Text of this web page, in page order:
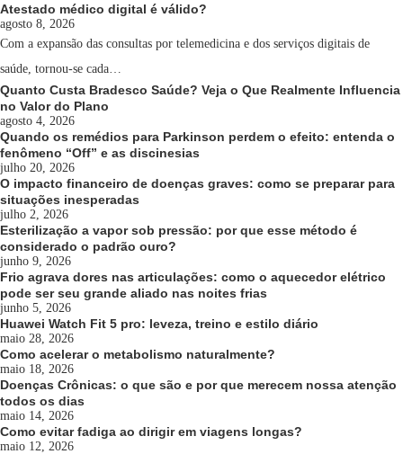
Atestado médico digital é válido?
agosto 8, 2026
Com a expansão das consultas por telemedicina e dos serviços digitais de
saúde, tornou-se cada…
Quanto Custa Bradesco Saúde? Veja o Que Realmente Influencia
no Valor do Plano
agosto 4, 2026
Quando os remédios para Parkinson perdem o efeito: entenda o
fenômeno “Off” e as discinesias
julho 20, 2026
O impacto financeiro de doenças graves: como se preparar para
situações inesperadas
julho 2, 2026
Esterilização a vapor sob pressão: por que esse método é
considerado o padrão ouro?
junho 9, 2026
Frio agrava dores nas articulações: como o aquecedor elétrico
pode ser seu grande aliado nas noites frias
junho 5, 2026
Huawei Watch Fit 5 pro: leveza, treino e estilo diário
maio 28, 2026
Como acelerar o metabolismo naturalmente?
maio 18, 2026
Doenças Crônicas: o que são e por que merecem nossa atenção
todos os dias
maio 14, 2026
Como evitar fadiga ao dirigir em viagens longas?
maio 12, 2026